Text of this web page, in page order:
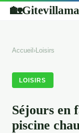
🏡
Accueil ›Loisirs
LOISIRS
Séjours en
piscine